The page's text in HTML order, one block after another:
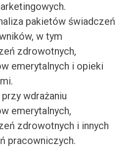
pakietów świadczeń
w tym
zdrowotnych,
emerytalnych i opieki
wdrażaniu
emerytalnych,
zdrowotnych i innych
pracowniczych.